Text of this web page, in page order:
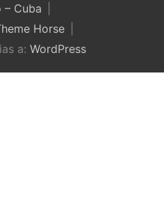
– Cuba
Horse
a: WordPress